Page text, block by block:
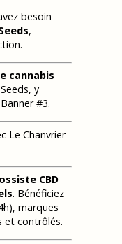
besoin
,
cannabis
y
#3.
Le Chanvrier
CBD
. Bénéficiez
marques
et contrôlés.